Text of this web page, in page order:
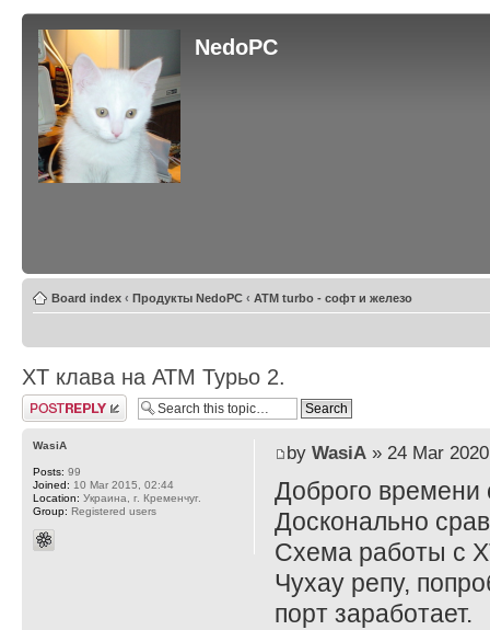
NedoPC
Board index ‹ Продукты NedoPC ‹ ATM turbo - софт и железо
ХТ клава на АТМ Турьо 2.
Post a reply
by WasiA» 24 Mar
Доброго времени
Досконально
Схема работы с
Чухау репу,
порт заработает.
WasiA
Posts: 99
Joined: 10 Mar 2015, 02:44
Location: Украина, г. Кременчуг.
Group: Registered users